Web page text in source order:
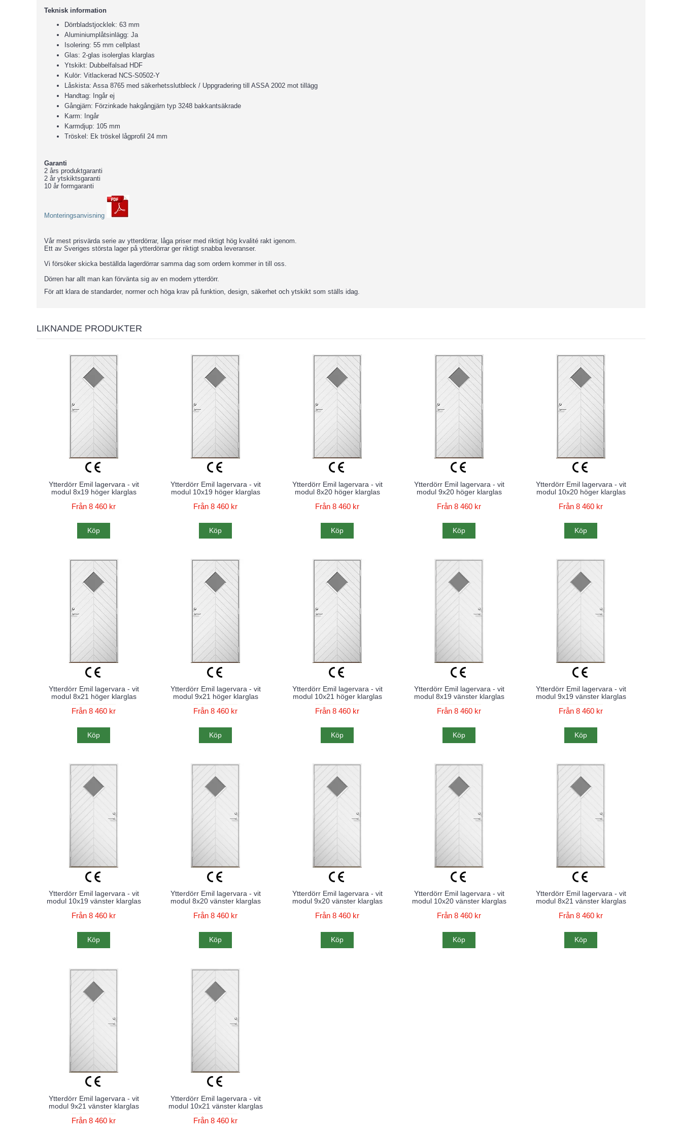
Teknisk information
Dörrbladstjocklek: 63 mm
Aluminiumplåtsinlägg: Ja
Isolering: 55 mm cellplast
Glas: 2-glas isolerglas klarglas
Ytskikt: Dubbelfalsad HDF
Kulör: Vitlackerad NCS-S0502-Y
Låskista: Assa 8765 med säkerhetsslutbleck / Uppgradering till ASSA 2002 mot tillägg
Handtag: Ingår ej
Gångjärn: Förzinkade hakgångjärn typ 3248 bakkantsäkrade
Karm: Ingår
Karmdjup: 105 mm
Tröskel: Ek tröskel lågprofil 24 mm
Garanti
2 års produktgaranti
2 år ytskiktsgaranti
10 år formgaranti
Monteringsanvisning
Vår mest prisvärda serie av ytterdörrar, låga priser med riktigt hög kvalité rakt igenom.
Ett av Sveriges största lager på ytterdörrar ger riktigt snabba leveranser.
Vi försöker skicka beställda lagerdörrar samma dag som ordern kommer in till oss.
Dörren har allt man kan förvänta sig av en modern ytterdörr.
För att klara de standarder, normer och höga krav på funktion, design, säkerhet och ytskikt som ställs idag.
LIKNANDE PRODUKTER
Ytterdörr Emil lagervara - vit
modul 8x19 höger klarglas
Från 8 460 kr
Köp
Ytterdörr Emil lagervara - vit
modul 10x19 höger klarglas
Från 8 460 kr
Köp
Ytterdörr Emil lagervara - vit
modul 8x20 höger klarglas
Från 8 460 kr
Köp
Ytterdörr Emil lagervara - vit
modul 9x20 höger klarglas
Från 8 460 kr
Köp
Ytterdörr Emil lagervara - vit
modul 10x20 höger klarglas
Från 8 460 kr
Köp
Ytterdörr Emil lagervara - vit
modul 8x21 höger klarglas
Från 8 460 kr
Köp
Ytterdörr Emil lagervara - vit
modul 9x21 höger klarglas
Från 8 460 kr
Köp
Ytterdörr Emil lagervara - vit
modul 10x21 höger klarglas
Från 8 460 kr
Köp
Ytterdörr Emil lagervara - vit
modul 8x19 vänster klarglas
Från 8 460 kr
Köp
Ytterdörr Emil lagervara - vit
modul 9x19 vänster klarglas
Från 8 460 kr
Köp
Ytterdörr Emil lagervara - vit
modul 10x19 vänster klarglas
Från 8 460 kr
Köp
Ytterdörr Emil lagervara - vit
modul 8x20 vänster klarglas
Från 8 460 kr
Köp
Ytterdörr Emil lagervara - vit
modul 9x20 vänster klarglas
Från 8 460 kr
Köp
Ytterdörr Emil lagervara - vit
modul 10x20 vänster klarglas
Från 8 460 kr
Köp
Ytterdörr Emil lagervara - vit
modul 8x21 vänster klarglas
Från 8 460 kr
Köp
Ytterdörr Emil lagervara - vit
modul 9x21 vänster klarglas
Från 8 460 kr
Ytterdörr Emil lagervara - vit
modul 10x21 vänster klarglas
Från 8 460 kr